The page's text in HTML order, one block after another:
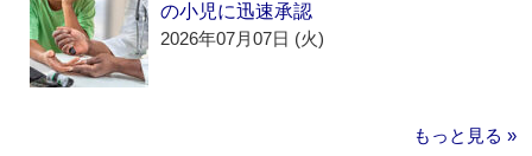
の小児に迅速承認
2026年07月07日 (火)
もっと見る »